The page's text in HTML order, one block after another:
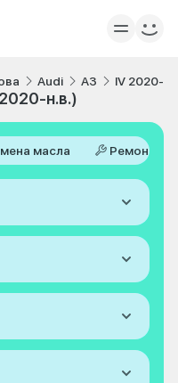
Audi A3 IV 2020-
н.в.)
масла Ремонт